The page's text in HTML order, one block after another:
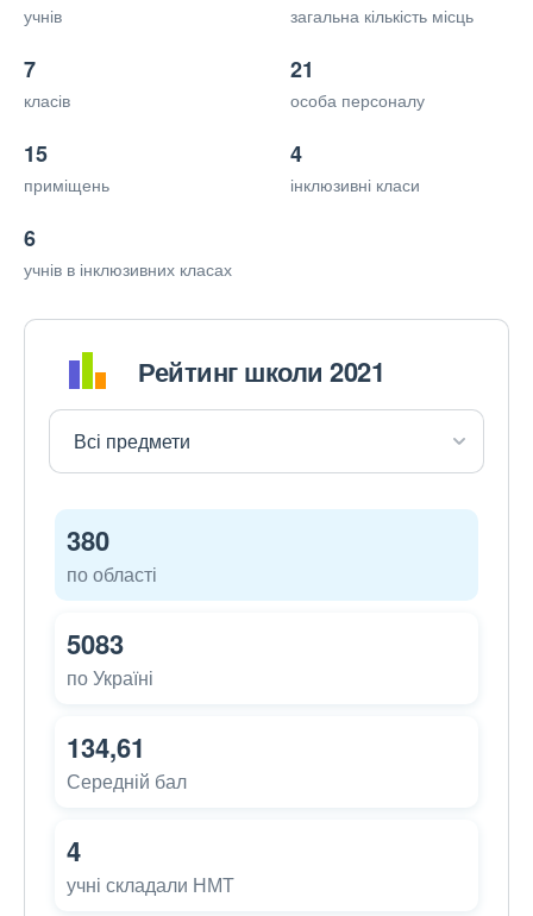
учнів загальна кількість місць
7
класів
21
особа персоналу
15
приміщень
4
інклюзивні класи
6
учнів в інклюзивних класах
Рейтинг школи 2021
380
по області
5083
по Україні
134,61
Середній бал
4
учні складали НМТ